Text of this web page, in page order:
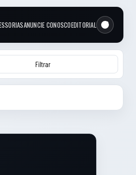
ANUNCIE CONOSCOEDITORIAL
Filtrar